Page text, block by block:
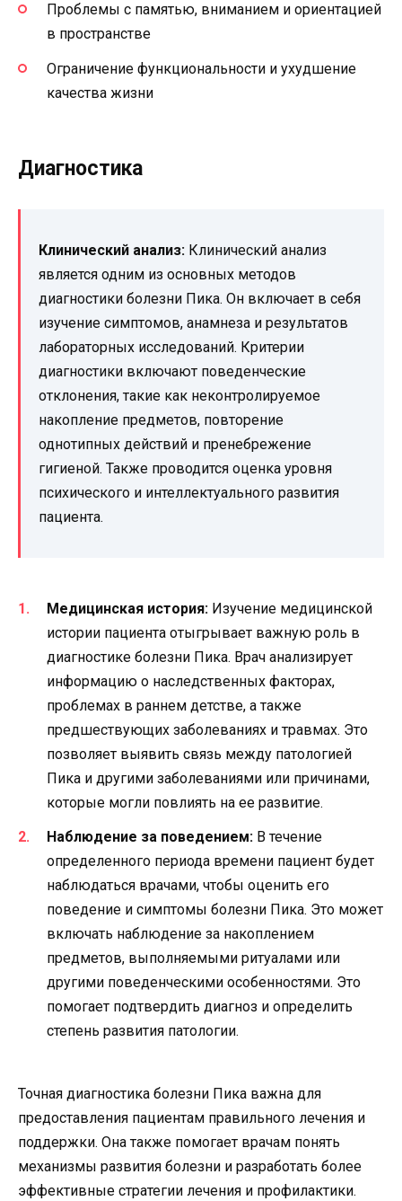
Проблемы с памятью, вниманием и ориентацией
в пространстве
Ограничение функциональности и ухудшение
качества жизни
Диагностика
Клинический анализ: Клинический анализ
является одним из основных методов
диагностики болезни Пика. Он включает в себя
изучение симптомов, анамнеза и результатов
лабораторных исследований. Критерии
диагностики включают поведенческие
отклонения, такие как неконтролируемое
накопление предметов, повторение
однотипных действий и пренебрежение
гигиеной. Также проводится оценка уровня
психического и интеллектуального развития
пациента.
Медицинская история: Изучение медицинской
истории пациента отыгрывает важную роль в
диагностике болезни Пика. Врач анализирует
информацию о наследственных факторах,
проблемах в раннем детстве, а также
предшествующих заболеваниях и травмах. Это
позволяет выявить связь между патологией
Пика и другими заболеваниями или причинами,
которые могли повлиять на ее развитие.
Наблюдение за поведением: В течение
определенного периода времени пациент будет
наблюдаться врачами, чтобы оценить его
поведение и симптомы болезни Пика. Это может
включать наблюдение за накоплением
предметов, выполняемыми ритуалами или
другими поведенческими особенностями. Это
помогает подтвердить диагноз и определить
степень развития патологии.
Точная диагностика болезни Пика важна для
предоставления пациентам правильного лечения и
поддержки. Она также помогает врачам понять
механизмы развития болезни и разработать более
эффективные стратегии лечения и профилактики.